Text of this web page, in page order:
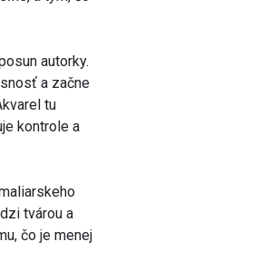
autorky.
a začne
tu
kontrole a
tvárou a
čo je menej